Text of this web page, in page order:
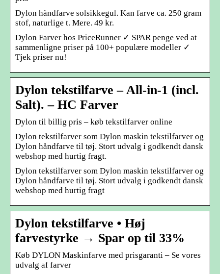
Dylon håndfarve solsikkegul. Kan farve ca. 250 gram
stof, naturlige t. Mere. 49 kr.
Dylon Farver hos PriceRunner ✓ SPAR penge ved at
sammenligne priser på 100+ populære modeller ✓
Tjek priser nu!
Dylon tekstilfarve – All-in-1 (incl.
Salt). – HC Farver
Dylon til billig pris – køb tekstilfarver online
Dylon tekstilfarver som Dylon maskin tekstilfarver og
Dylon håndfarve til tøj. Stort udvalg i godkendt dansk
webshop med hurtig fragt.
Dylon tekstilfarver som Dylon maskin tekstilfarver og
Dylon håndfarve til tøj. Stort udvalg i godkendt dansk
webshop med hurtig fragt
Dylon tekstilfarve • Høj
farvestyrke → Spar op til 33%
Køb DYLON Maskinfarve med prisgaranti – Se vores
udvalg af farver